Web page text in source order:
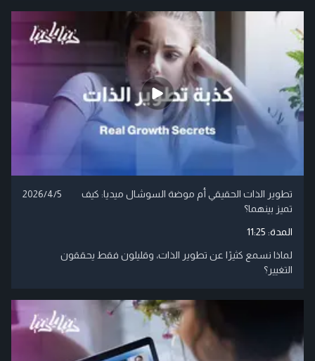
تطوير الذات الحقيقي أم موضة السوشال ميديا: كيف
تميز بينهما؟
2026/4/5
المدة: 11:25
لماذا نسمع كثيرًا عن تطوير الذات، وقليلون فقط يحققون
التغيير؟